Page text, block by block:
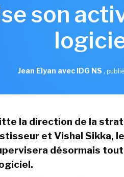
son
Jean Elyan avec IDG NS ,
la direction de la
et Vishal Sikka,
désormais